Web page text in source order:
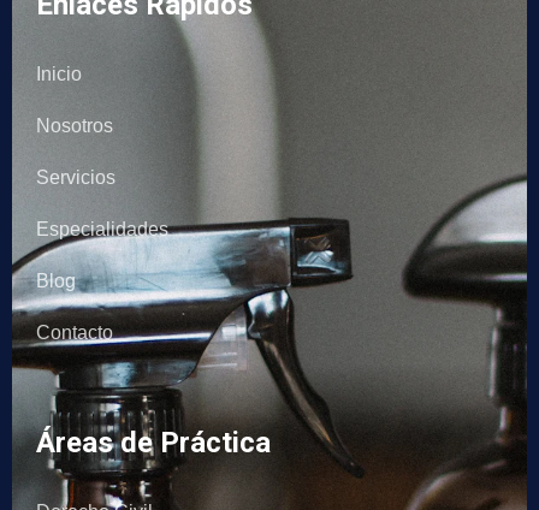
Inicio
Nosotros
Servicios
Especialidades
Blog
Contacto
Áreas de Práctica